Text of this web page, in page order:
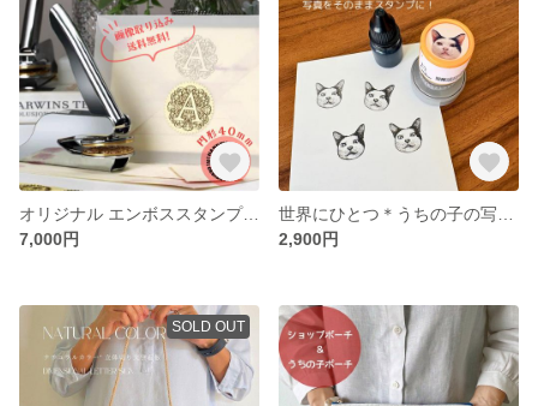
オリジナル エンボススタンプ（円形40mm）【画像データ作成・送料無料】ショップロゴやウェディングに
7,000円
2,900円
SOLD OUT